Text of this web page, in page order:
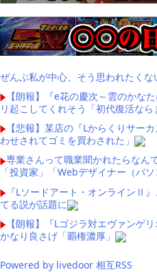
ぜんぶ私が中心、そう思われたくな
【朗報】『e花の慶次～雲のかな
リ起こしてくれそう「初代復活なら
【悲報】某店の『Lからくりサー
わせされてゴミを買わされた」
専業さんって職業聞かれたらなん
「投資家」「Webデザイナー（パソ
『Lソードアート・オンラインⅡ
てる説が話題に
【朗報】『Lゴジラ対エヴァンゲ
かなり良さげ「覇権濃厚」
Powered by livedoor 相互RSS